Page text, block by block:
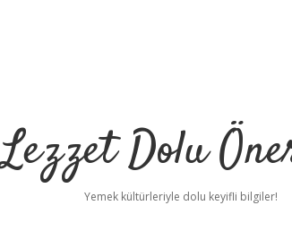
Lezzet Dolu
Yemek kültürleriyle dolu keyifli bilgiler!